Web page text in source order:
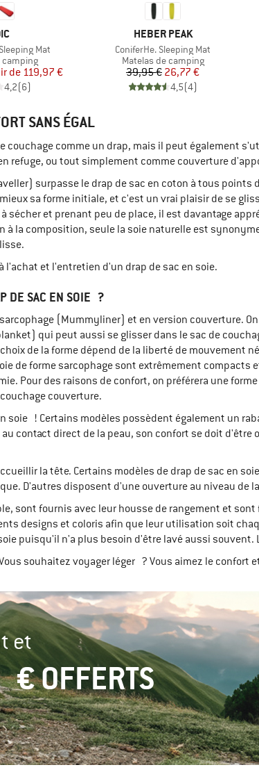
Mat
camping
réduit
de 119,97 €
4,2(6)
MARQUE
HEBER PEAK
Article
ConiferHe. Sleeping Mat
Product group
Matelas de camping
Prix
39,95 €Prix réduit
26,77 €
4,5(4)
SANS ÉGAL
couchage comme un drap, mais il peut également
refuge, ou tout simplement comme couverture
surpasse le drap de sac en coton à tous points
sa forme initiale, et c'est un vrai plaisir de se
sécher et prenant peu de place, il est davantage
la composition, seule la soie naturelle est
et l'entretien d'un drap de sac en soie.
DE SAC EN SOIE ?
(Mummyliner) et en version couverture.
qui peut aussi se glisser dans le sac de
de la forme dépend de la liberté de mouvement
de forme sarcophage sont extrêmement compacts
Pour des raisons de confort, on préférera une
couverture.
soie ! Certains modèles possèdent également un
contact direct de la peau, son confort se doit
la tête. Certains modèles de drap de sac en
D'autres disposent d'une ouverture au niveau de
sont fournis avec leur housse de rangement et
designs et coloris afin que leur utilisation soit
puisqu'il n'a plus besoin d'être lavé aussi
souhaitez voyager léger ? Vous aimez le
et
€ OFFERTS